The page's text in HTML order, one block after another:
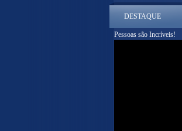
DESTAQUE
Pessoas são Incríveis!